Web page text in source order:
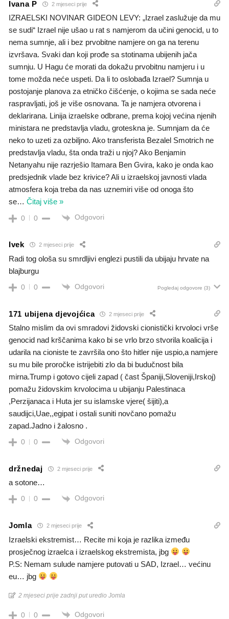
Ivana P 2 mjeseci prije
IZRAELSKI NOVINAR GIDEON LEVY: „Izrael zaslužuje da mu
se sudi“ Izrael nije ušao u rat s namjerom da učini genocid, u to
nema sumnje, ali i bez prvobitne namjere on ga na terenu
izvršava. Svaki dan koji prođe sa stotinama ubijenih jača
sumnju. U Hagu će morati da dokažu prvobitnu namjeru i u
tome možda neće uspeti. Da li to oslobađa Izrael? Sumnja u
postojanje planova za etničko čišćenje, o kojima se sada neće
raspravljati, još je više osnovana. Ta je namjera otvorena i
deklarirana. Linija izraelske odbrane, prema kojoj većina njenih
ministara ne predstavlja vladu, groteskna je. Sumnjam da će
neko to uzeti za ozbiljno. Ako transferista Bezalel Smotrich ne
predstavlja vladu, šta onda traži u njoj? Ako Benjamin
Netanyahu nije razrješio Itamara Ben Gvira, kako je onda kao
predsjednik vlade bez krivice? Ali u izraelskoj javnosti vlada
atmosfera koja treba da nas uznemiri više od onoga što
se… Čitaj više »
0 0 Odgovori
Ivek 2 mjeseci prije
Radi tog ološa su smrdljivi englezi pustili da ubijaju hrvate na
blajburgu
0 0 Odgovori Pogledaj odgovore (3)
171 ubijena djevojćica 2 mjeseci prije
Stalno mislim da ovi smradovi židovski cionistički krvoloci vrše
genocid nad krščanima kako bi se vrlo brzo stvorila koalicija i
udarila na cioniste te završila ono što hitler nije uspio,a namjere
su mu bile proročke istrijebiti zlo da bi budučnost bila
mirna.Trump i gotovo cijeli zapad ( čast Španiji,Sloveniji,Irskoj)
pomažu židovskim krvolocima u ubijanju Palestinaca
,Perzijanaca i Huta jer su islamske vjere( šijiti),a
saudijci,Uae,,egipat i ostali suniti novčano pomažu
zapad.Jadno i žalosno .
0 0 Odgovori
držnedaj 2 mjeseci prije
a sotone…
0 0 Odgovori
Jomla 2 mjeseci prije
Izraelski ekstremist… Recite mi koja je razlika između
prosječnog izraelca i izraelskog ekstremista, jbg
P.S: Nemam sulude namjere putovati u SAD, Izrael… većinu
eu… jbg
2 mjeseci prije zadnji put uredio Jomla
0 0 Odgovori